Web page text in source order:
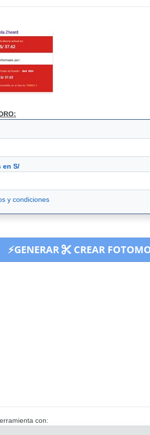
2
en S/
y condiciones
CREAR
con: